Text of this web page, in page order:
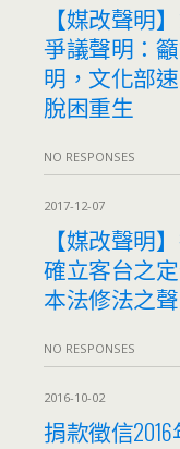
【媒改聲明
爭議聲明：
明，文化部
脫困重生
NO RESPONSES
2017-12-07
【媒改聲明
確立客台之
本法修法之
NO RESPONSES
2016-10-02
捐款徵信2016